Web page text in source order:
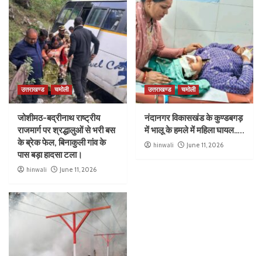
उत्तराखण्ड चमोली
जोशीमठ-बद्रीनाथ राष्ट्रीय
राजमार्ग पर श्रद्धालुओं से भरी बस
के ब्रेक फेल, बिनाकुली गांव के
पास बड़ा हादसा टला।
hinwali June 11, 2026
उत्तराखण्ड चमोली
नंदानगर विकासखंड के कुण्डबगड़
में भालू के हमले में महिला घायल…..
hinwali June 11, 2026